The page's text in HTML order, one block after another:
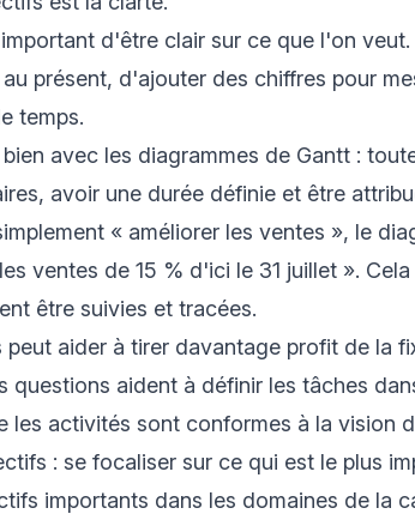
d'être clair sur ce que l'on
présent, d'ajouter des chiffres pour
temps.
avec les diagrammes de Gantt :
avoir une durée définie et être
« améliorer les ventes », le
ventes de 15 % d'ici le 31 juillet ».
être suivies et tracées.
aider à tirer davantage profit de la
questions aident à définir les tâches
les activités sont conformes à la vision
: se focaliser sur ce qui est le plus
importants dans les domaines de la